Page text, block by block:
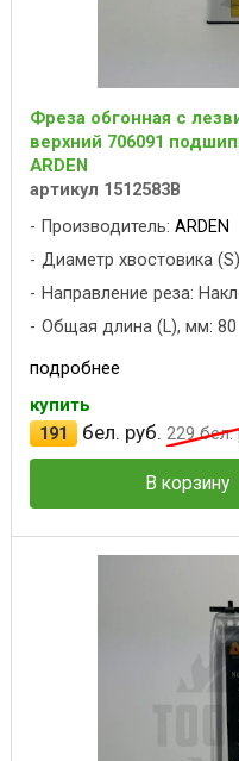
Фреза обгонная с
верхний 706091
ARDEN
артикул 1512583B
Производитель: ARDEN
Диаметр хвостовика
Направление реза:
Общая длина (L), мм: 80
подробнее
купить
191
бел. руб. 229бел.
В корзину